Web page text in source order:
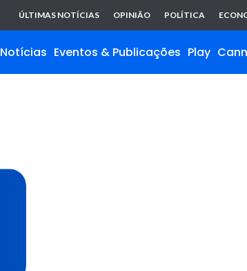
ÚLTIMAS NOTÍCIAS OPINIÃO POLÍTICA
Notícias Eventos & Publicações Play